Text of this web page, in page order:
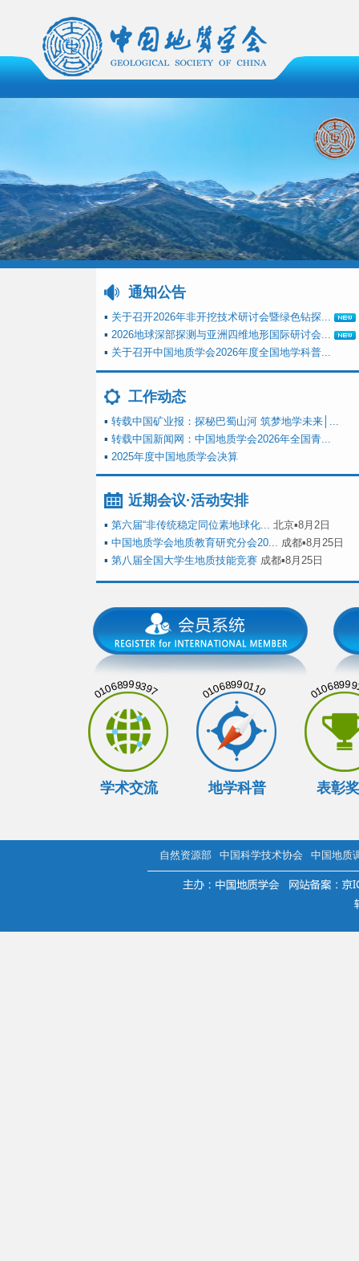
通知公告
▪ 关于召开2026年非开挖技术研讨会暨绿色钻探...
▪ 2026地球深部探测与亚洲四维地形国际研讨会...
▪ 关于召开中国地质学会2026年度全国地学科普...
工作动态
▪ 转载中国矿业报：探秘巴蜀山河 筑梦地学未来│...
▪ 转载中国新闻网：中国地质学会2026年全国青...
▪ 2025年度中国地质学会决算
近期会议·活动安排
▪ 第六届“非传统稳定同位素地球化... 北京▪8月2日
▪ 中国地质学会地质教育研究分会20... 成都▪8月25日
▪ 第八届全国大学生地质技能竞赛 成都▪8月25日
01068999397
学术交流
01068990110
地学科普 表彰
自然资源部 中国科学技术协会 中国地质
.